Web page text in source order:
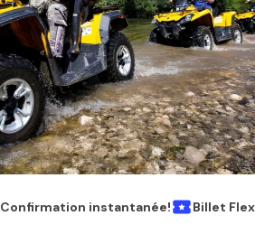
Confirmation instantanée! Billet